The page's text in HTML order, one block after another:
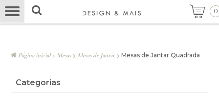
0
Página inicial Mesas Mesas de Jantar Mesas de Jantar Quadrada
Categorias